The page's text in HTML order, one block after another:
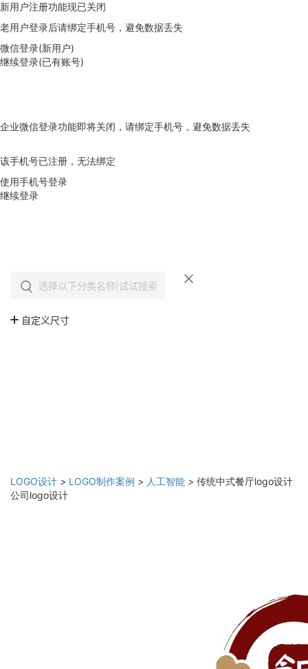
新用户注册功能现已关闭
老用户登录后请绑定手机号，避免数据丢失
微信登录(新用户)
继续登录(已有账号)
企业微信登录功能即将关闭，请绑定手机号，避免数据丢失
该手机号已注册，无法绑定
使用手机号登录
继续登录
LOGO设计 > LOGO制作案例 > 人工智能 > 传统中式餐厅logo设计
公司logo设计